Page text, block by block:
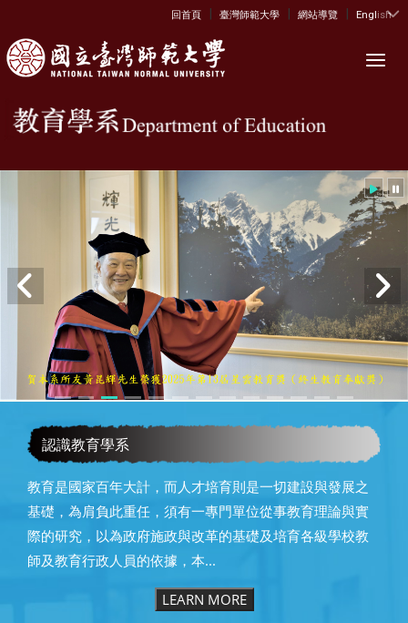
:::
回首頁 | 臺灣師範大學 | 網站導覽 | English
認識教育學系
教育是國家百年大計，而人才培育則是一切建設與發展之
基礎，為肩負此重任，須有一專門單位從事教育理論與實
際的研究，以為政府施政與改革的基礎及培育各級學校教
師及教育行政人員的依據，本...
LEARN MORE